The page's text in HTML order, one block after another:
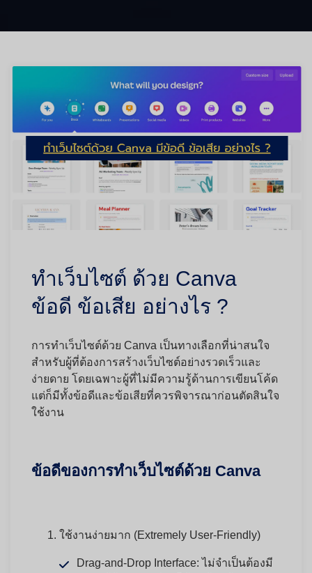
ทำเว็บไซต์ ด้วย Canva
ข้อดี ข้อเสีย อย่างไร ?
การทำเว็บไซต์ด้วย Canva เป็นทางเลือกที่น่าสนใจ
สำหรับผู้ที่ต้องการสร้างเว็บไซต์อย่างรวดเร็วและ
ง่ายดาย โดยเฉพาะผู้ที่ไม่มีความรู้ด้านการเขียนโค้ด
แต่ก็มีทั้งข้อดีและข้อเสียที่ควรพิจารณาก่อนตัดสินใจ
ใช้งาน
ข้อดีของการทำเว็บไซต์ด้วย Canva
ใช้งานง่ายมาก (Extremely User-Friendly)
Drag-and-Drop Interface: ไม่จำเป็นต้องมี